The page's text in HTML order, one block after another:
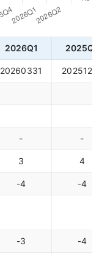
2026Q1 2025Q4
20260331 20251231
- -
3 4
-4 -4
-3 -4